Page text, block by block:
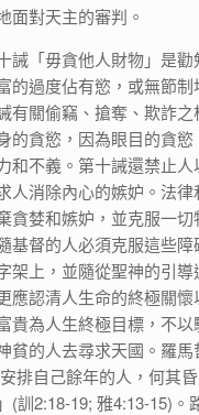
面對天主的審判。
誡「毋貪他人財物」是
的過度佔有慾，或無節制
有關偷竊、搶奪、欺詐
的貪慾，因為眼目的貪
和不義。第十誡還禁止人
人消除內心的嫉妒。法
貪婪和嫉妒，並克服一
基督的人必須克服這些障
架上，並隨從聖神的引導
應認清人生命的終極關懷
貴為人生終極目標，不以
貧的人去尋求天國。羅馬
排自己餘年的人，何其
(訓2:18-19; 雅4:13-15)。